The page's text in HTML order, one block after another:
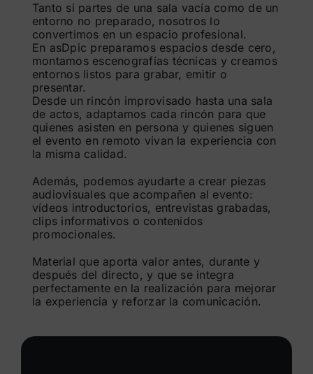
Tanto si partes de una sala vacía como de un
entorno no preparado, nosotros lo
convertimos en un espacio profesional.
En asDpic preparamos espacios desde cero,
montamos escenografías técnicas y creamos
entornos listos para grabar, emitir o
presentar.
Desde un rincón improvisado hasta una sala
de actos, adaptamos cada rincón para que
quienes asisten en persona y quienes siguen
el evento en remoto vivan la experiencia con
la misma calidad.
Además, podemos ayudarte a crear piezas
audiovisuales que acompañen al evento:
vídeos introductorios, entrevistas grabadas,
clips informativos o contenidos
promocionales.
Material que aporta valor antes, durante y
después del directo, y que se integra
perfectamente en la realización para mejorar
la experiencia y reforzar la comunicación.